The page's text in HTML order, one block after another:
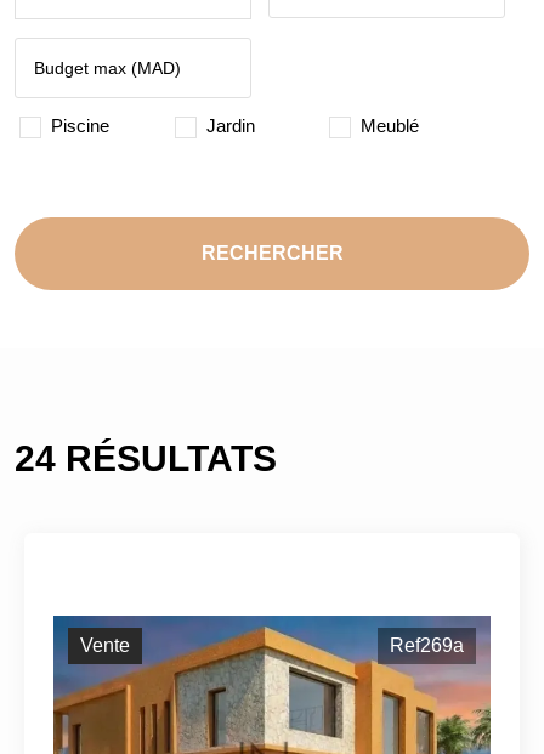
Piscine Jardin Meublé
RECHERCHER
24 RÉSULTATS
Vente Ref269a